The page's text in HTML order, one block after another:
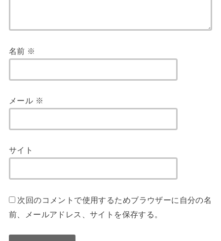
名前 ※
メール ※
サイト
次回のコメントで使用するためブラウザーに自分の名
前、メールアドレス、サイトを保存する。